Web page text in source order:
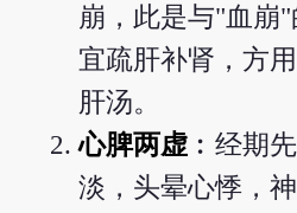
崩，此是与"血崩
宜疏肝补肾，方
肝汤。
心脾两虚 ︰经期
淡，头晕心悸，